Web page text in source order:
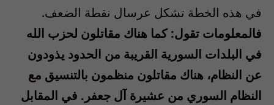
في هذه الخطة تشكل عرسال نقطة الضعف.
فالمعلومات تقول: كما هناك مقاتلون لحزب الله
في البلدات السورية القريبة من الحدود يذودون
عن النظام، هناك مقاتلون منظمون بالتنسيق مع
النظام السوري من عشيرة آل جعفر. في المقابل